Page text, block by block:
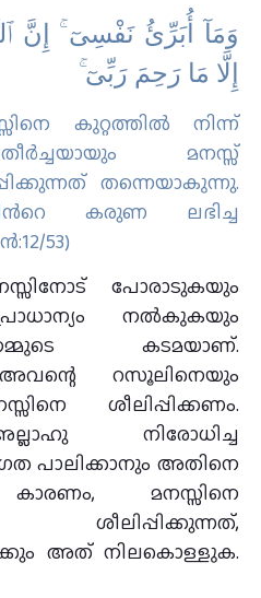
وَمَآ أُبَرِّئُ نَفْسِىٓ ۚ إِنَّ
إِلَّا مَا رَحِمَ رَبِّىٓ ۚ
കുറ്റത്തില്‍ നിന്ന്
തീര്‍ച്ചയായും മനസ്സ്
തന്നെയാകുന്നു.
കരുണ ലഭിച്ച
53)
പോരാടുകയും
നൽകുകയും
കടമയാണ്.
റസൂലിനെയും
ശീലിപ്പിക്കണം.
നിരോധിച്ച
പാലിക്കാനും അതിനെ
കാരണം, മനസ്സിനെ
അത് നിലകൊള്ളുക.